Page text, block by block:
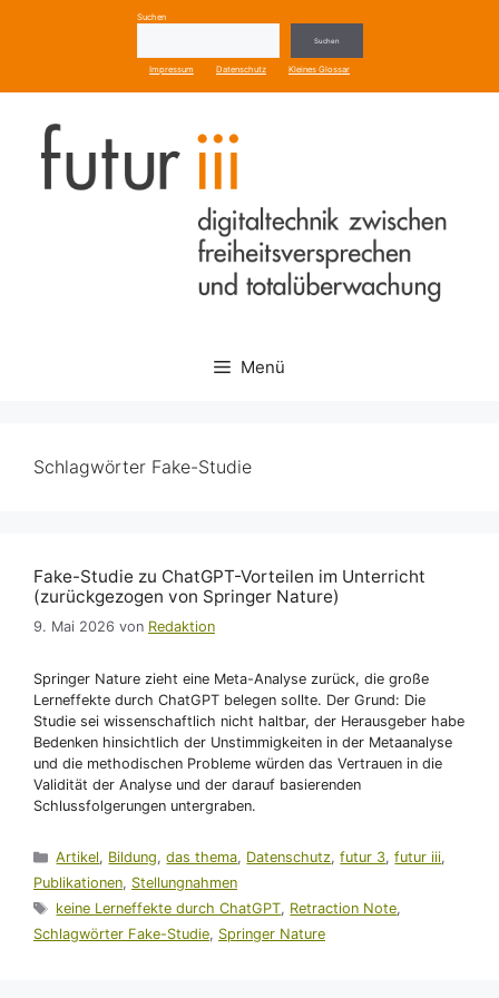
Suchen
Suchen
Impressum Datenschutz Kleines Glossar
Menü
Schlagwörter Fake-Studie
Fake-Studie zu ChatGPT-Vorteilen im Unterricht
(zurückgezogen von Springer Nature)
9. Mai 2026 von Redaktion
Springer Nature zieht eine Meta-Analyse zurück, die große
Lerneffekte durch ChatGPT belegen sollte. Der Grund: Die
Studie sei wissenschaftlich nicht haltbar, der Herausgeber habe
Bedenken hinsichtlich der Unstimmigkeiten in der Metaanalyse
und die methodischen Probleme würden das Vertrauen in die
Validität der Analyse und der darauf basierenden
Schlussfolgerungen untergraben.
Kategorien
Artikel, Bildung,das thema, Datenschutz,futur 3,futur iii,
Publikationen, Stellungnahmen
Schlagwörter
keine Lerneffekte durch ChatGPT, Retraction Note,
Schlagwörter Fake-Studie, Springer Nature